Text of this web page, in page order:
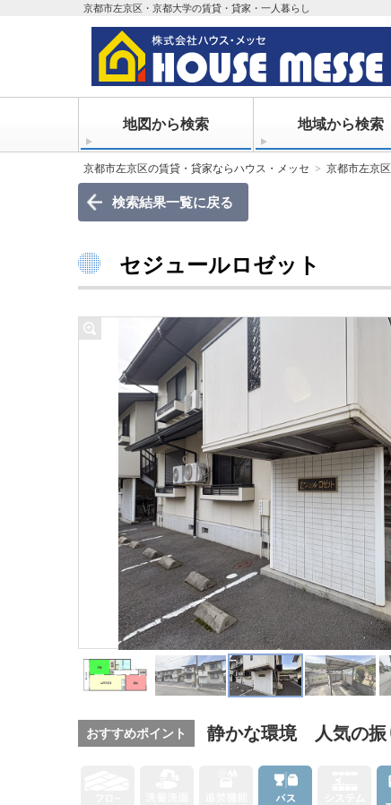
京都市左京区・京都大学の賃貸・貸家・一人暮らし
地図から検索 地域から検索
京都市左京区の賃貸・貸家ならハウス・メッセ 京都市左京区
検索結果一覧に戻る
セジュールロゼット
おすすめポイント 静かな環境 人気の振